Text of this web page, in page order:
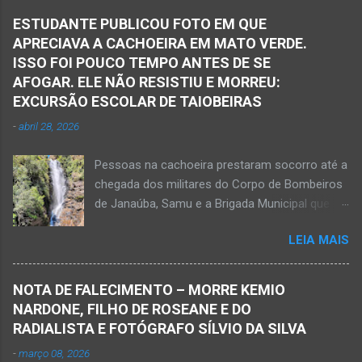
ESTUDANTE PUBLICOU FOTO EM QUE
APRECIAVA A CACHOEIRA EM MATO VERDE.
ISSO FOI POUCO TEMPO ANTES DE SE
AFOGAR. ELE NÃO RESISTIU E MORREU:
EXCURSÃO ESCOLAR DE TAIOBEIRAS
-abril 28, 2026
Pessoas na cachoeira prestaram socorro até a
chegada dos militares do Corpo de Bombeiros
de Janaúba, Samu e a Brigada Municipal que
resistiu e foi a óbito Foto álbum pessoal Kauan
Pereira Alves publicou em sua rede social a
foto em que apreciava a Cachoeira Maria Rosa,
em Mato Verde, pouco tempo antes de se
afogar e depois vir a óbito nesta terça-feira, dia
LEIA MAIS
NOTA DE FALECIMENTO – MORRE KEMIO
NARDONE, FILHO DE ROSEANE E DO
RADIALISTA E FOTÓGRAFO SÍLVIO DA SILVA
-março 08, 2026